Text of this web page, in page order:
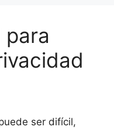
para
ser difícil,